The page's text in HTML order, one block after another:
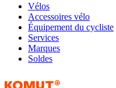
Vélos
Accessoires vélo
Équipement du cycliste
Services
Marques
Soldes